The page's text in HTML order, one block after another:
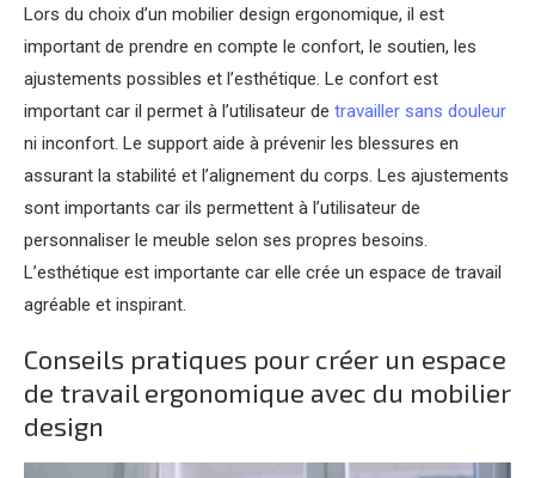
Lors du choix d’un mobilier design ergonomique, il est
important de prendre en compte le confort, le soutien, les
ajustements possibles et l’esthétique. Le confort est
important car il permet à l’utilisateur de travailler sans douleur
ni inconfort. Le support aide à prévenir les blessures en
assurant la stabilité et l’alignement du corps. Les ajustements
sont importants car ils permettent à l’utilisateur de
personnaliser le meuble selon ses propres besoins.
L’esthétique est importante car elle crée un espace de travail
agréable et inspirant.
Conseils pratiques pour créer un espace
de travail ergonomique avec du mobilier
design